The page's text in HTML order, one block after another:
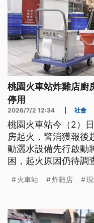
桃園火車站炸雞店廚
停用
2026/7/2 12:34 社會
桃園火車站今（2）
房起火，警消獲報後
動灑水設備先行啟動
困，起火原因仍待調
火車站 炸雞店